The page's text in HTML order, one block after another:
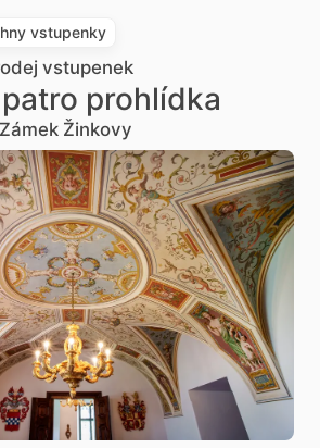
vstupenky
vstupenek
prohlídka
Žinkovy